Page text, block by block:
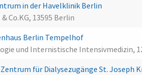
in der Havelklinik Berlin
Co.KG, 13595 Berlin
Berlin Tempelhof
und Internistische Intensivmedizin,
für Dialysezugänge St. Joseph